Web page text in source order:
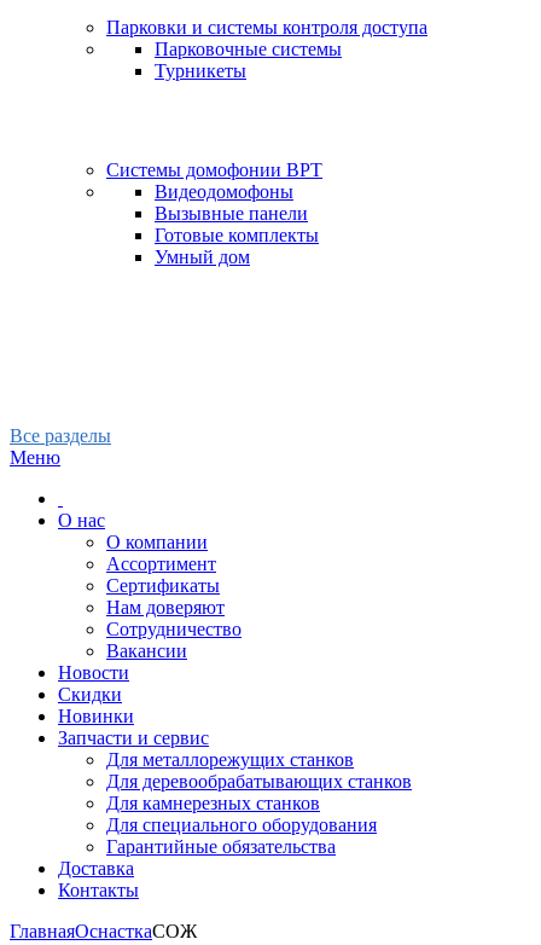
Парковки и системы контроля доступа
Парковочные системы
Турникеты
Системы домофонии BPT
Видеодомофоны
Вызывные панели
Готовые комплекты
Умный дом
Все разделы
Меню
О нас
О компании
Ассортимент
Сертификаты
Нам доверяют
Сотрудничество
Вакансии
Новости
Скидки
Новинки
Запчасти и сервис
Для металлорежущих станков
Для деревообрабатывающих станков
Для камнерезных станков
Для специального оборудования
Гарантийные обязательства
Доставка
Контакты
ГлавнаяОснасткаСОЖ